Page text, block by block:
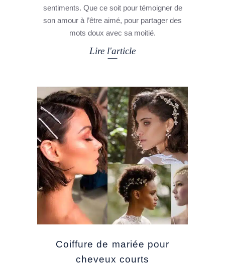
sentiments. Que ce soit pour témoigner de
son amour à l’être aimé, pour partager des
mots doux avec sa moitié.
Lire l'article
Coiffure de mariée pour
cheveux courts